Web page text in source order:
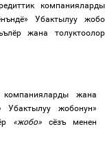
компанияларды
» Убактылуу
жобо
жана
толуктоолор
компанияларды
жана
Убактылуу жобонун»
«жобо»сёзъ менен